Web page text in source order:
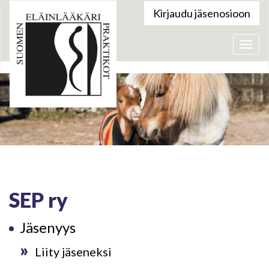
Kirjaudu jäsenosioon
SEP ry
Jäsenyys
» Liity jäseneksi